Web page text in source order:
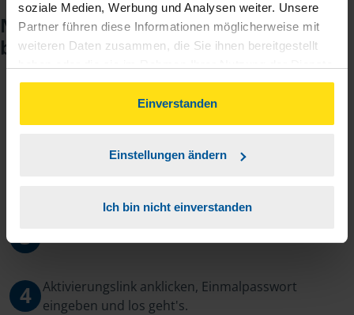
soziale Medien, Werbung und Analysen weiter. Unsere
Partner führen diese Informationen möglicherweise mit
weiteren Daten zusammen, die Sie ihnen bereitgestellt
gesammelt haben. Indem Sie auf Einverstanden klicken,
können Sie der Verwendung von Cookies, gemäß
unserer
Einverstanden
Einstellungen ändern
Ich bin nicht einverstanden
Noch keinen Zugang? So einfach
beantragen Sie ihn.
Sie teilen mir mit, dass Sie MeineVLH nutzen
wollen.
3
4
Aktivierungslink anklicken, Einmalpasswort
eingeben und los geht's.